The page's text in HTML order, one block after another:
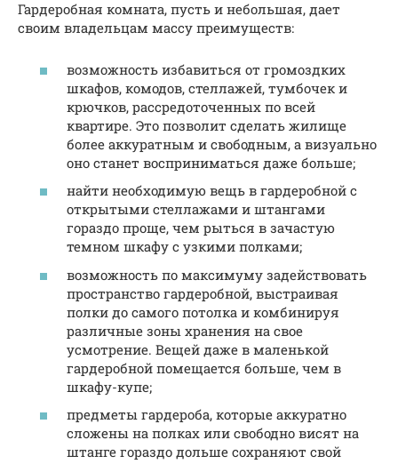
Гардеробная комната, пусть и небольшая, дает
своим владельцам массу преимуществ:
возможность избавиться от громоздких
шкафов, комодов, стеллажей, тумбочек и
крючков, рассредоточенных по всей
квартире. Это позволит сделать жилище
более аккуратным и свободным, а визуально
оно станет восприниматься даже больше;
найти необходимую вещь в гардеробной с
открытыми стеллажами и штангами
гораздо проще, чем рыться в зачастую
темном шкафу с узкими полками;
возможность по максимуму задействовать
пространство гардеробной, выстраивая
полки до самого потолка и комбинируя
различные зоны хранения на свое
усмотрение. Вещей даже в маленькой
гардеробной помещается больше, чем в
шкафу-купе;
предметы гардероба, которые аккуратно
сложены на полках или свободно висят на
штанге гораздо дольше сохраняют свой